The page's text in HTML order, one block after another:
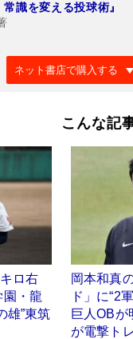
常識を変える投球術』
ネット書店で購入する
こんな記
ロ右
・龍
雄”東筑
岡本和真
ド」に“2
巨人OBが
が電撃ト